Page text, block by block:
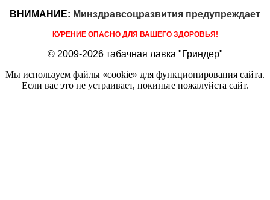
ВНИМАНИЕ: Минздравсоцразвития предупреждает
КУРЕНИЕ ОПАСНО ДЛЯ ВАШЕГО ЗДОРОВЬЯ!
© 2009-2026 табачная лавка "Гриндер"
Мы используем файлы «cookie» для функционирования сайта.
Если вас это не устраивает, покиньте пожалуйста сайт.